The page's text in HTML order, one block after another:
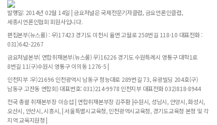
발행일: 2014년 02월 14일 | 금요저널은 국제전문기자클럽, 금요언론인클럽,
세종시언론인협회 회원사입니다.
편집본부(뉴스룸) : 우)17423 경기도 이천시 율면 고월로 258번길 118-10 대표전화 :
031)642-2267
금요저널본부( 연합취재본부(뉴스룸) 우)16226 경기도 수원특례시 영통구 대학1로
8번길 11(구)수원시 영통구 이의동 1276-5 |
인천지부 :우)21696 인천광역시 남동구 청능대로 289번길 73, 유광빌딩 204호(구)
남동구 고잔동 연합회) 대표번호: 031)214-9978 인천지부 대표전화 032)818-8944
전국 총괄 취재본부장 이승섭 | 연합취재본부장 김주환 |수원시, 성남시, 안양시, 화성시,
오산시, 안산시, 시흥시, | 서울특별시교육청, 인천광역시교육청, 경기도교육청 본청 및 각
지역 교육지원청 |